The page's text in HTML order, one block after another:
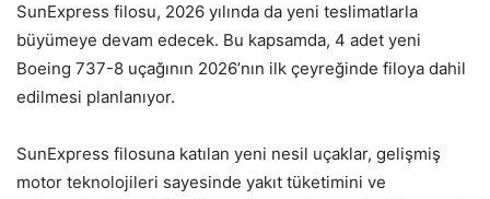
SunExpress filosu, 2026 yılında da yeni teslimatlarla
büyümeye devam edecek. Bu kapsamda, 4 adet yeni
Boeing 737-8 uçağının 2026’nın ilk çeyreğinde filoya dahil
edilmesi planlanıyor.
SunExpress filosuna katılan yeni nesil uçaklar, gelişmiş
motor teknolojileri sayesinde yakıt tüketimini ve